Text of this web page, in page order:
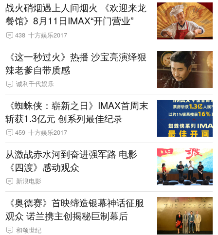
战火硝烟遇上人间烟火 《欢迎来龙
餐馆》8月11日IMAX“开门营业”
438 十方娱乐2017
《这一秒过火》热播 沙宝亮演绎狠
辣老爹自带质感
诚利千代娱乐
《蜘蛛侠：崭新之日》IMAX首周末
斩获1.3亿元 创系列最佳纪录
459 十方娱乐2017
从激战赤水河到奋进强军路 电影
《四渡》感动观众
新浪电影
《奥德赛》首映缔造银幕神话征服
观众 诺兰携主创揭秘巨制幕后
和颂世纪